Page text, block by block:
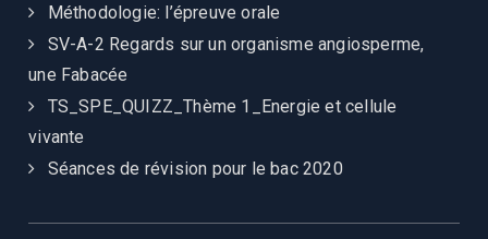
Méthodologie: l’épreuve orale
SV-A-2 Regards sur un organisme angiosperme,
une Fabacée
TS_SPE_QUIZZ_Thème 1_Energie et cellule
vivante
Séances de révision pour le bac 2020